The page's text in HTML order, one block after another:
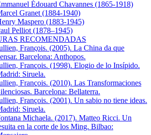
Édouard Chavannes (1865-1918)
Granet (1884-1940)
Maspero (1883-1945)
Pelliot (1878–1945)
RECOMENDADAS
Franςois. (2005). La China da que
Barcelona: Anthopos.
François. (1998). Elogio de lo Insípido.
Siruela.
François. (2010). Las Transformaciones
Barcelona: Bellaterra.
François. (2001). Un sabio no tiene ideas.
Siruela.
Michaela. (2017). Matteo Ricci. Un
en la corte de los Ming. Bilbao: